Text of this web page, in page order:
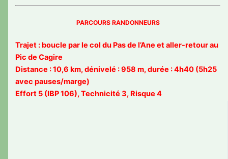
PARCOURS RANDONNEURS
Trajet : boucle par le col du Pas de l’Ane et aller-retour au
Pic de Cagire
Distance : 10,6 km, dénivelé : 958 m, durée : 4h40 (5h25
avec pauses/marge)
Effort 5 (IBP 106), Technicité 3, Risque 4